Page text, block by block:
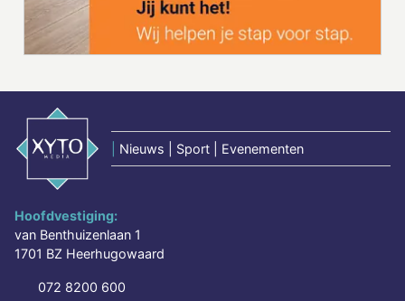
Nieuws | Sport | Evenementen
Hoofdvestiging:
van Benthuizenlaan 1
1701 BZ Heerhugowaard
072 8200 600